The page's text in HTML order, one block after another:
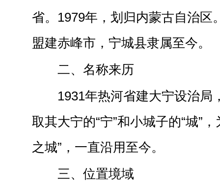
省。1979年，划归内蒙古自治区
盟建赤峰市，宁城县隶属至今。
二、名称来历
1931年热河省建大宁设治局
取其大宁的“宁”和小城子的“城”
之城”，一直沿用至今。
三、位置境域